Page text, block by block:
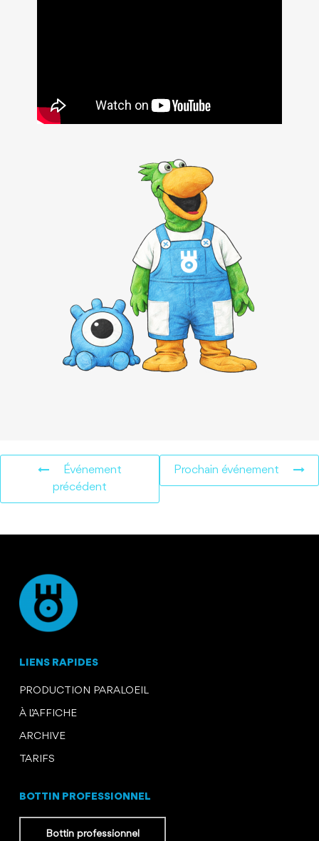
Événement
précédent
Prochain événement
LIENS RAPIDES
PRODUCTION PARALOEIL
À L’AFFICHE
ARCHIVE
TARIFS
BOTTIN PROFESSIONNEL
Bottin professionnel